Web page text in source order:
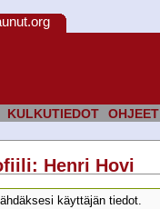
KULKUTIEDOT OHJEET
Henri Hovi
käyttäjän tiedot.